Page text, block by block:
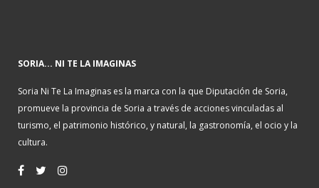
SORIA... NI TE LA IMAGINAS
Soria Ni Te La Imaginas es la marca con la que Diputación de Soria,
promueve la provincia de Soria a través de acciones vinculadas al
turismo, el patrimonio histórico, y natural, la gastronomía, el ocio y la
cultura.